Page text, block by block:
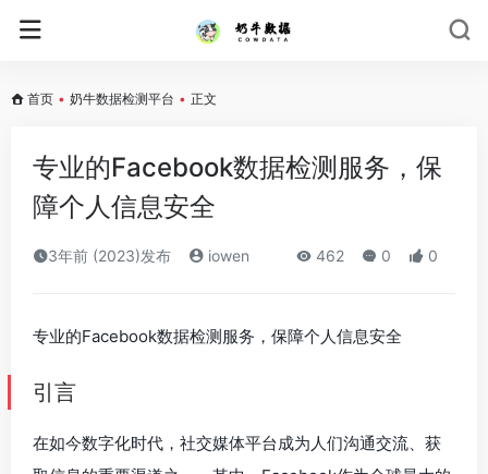
首页 • 奶牛数据检测平台 • 正文
专业的Facebook数据检测服务，保
障个人信息安全
3年前 (2023)发布 iowen 462 0 0
专业的Facebook数据检测服务，保障个人信息安全
引言
在如今数字化时代，社交媒体平台成为人们沟通交流、获